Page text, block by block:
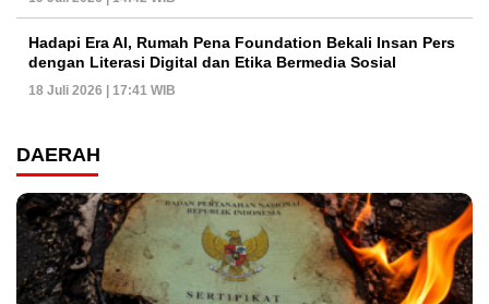
Hadapi Era AI, Rumah Pena Foundation Bekali Insan Pers
dengan Literasi Digital dan Etika Bermedia Sosial
18 Juli 2026 | 17:41 WIB
DAERAH